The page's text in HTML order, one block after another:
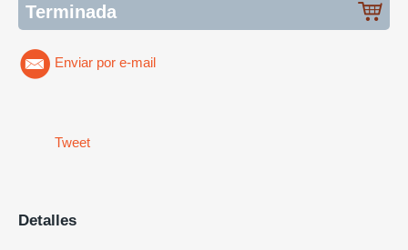
Terminada
Enviar por e-mail
Tweet
Detalles